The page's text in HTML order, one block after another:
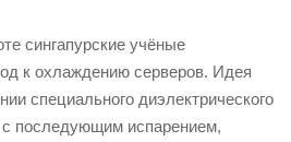
сингапурские учёные
к охлаждению серверов. Идея
специального диэлектрического
последующим испарением,